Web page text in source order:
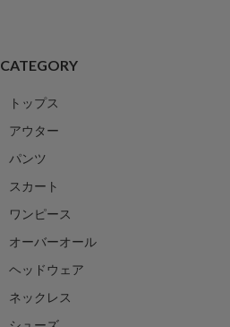
CATEGORY
トップス
アウター
パンツ
スカート
ワンピース
オーバーオール
ヘッドウェア
ネックレス